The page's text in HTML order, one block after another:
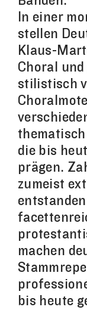
In einer
stellen
Klaus-
Choral
stilistisch
die bis
prägen.
zumeist
machen
bis heute